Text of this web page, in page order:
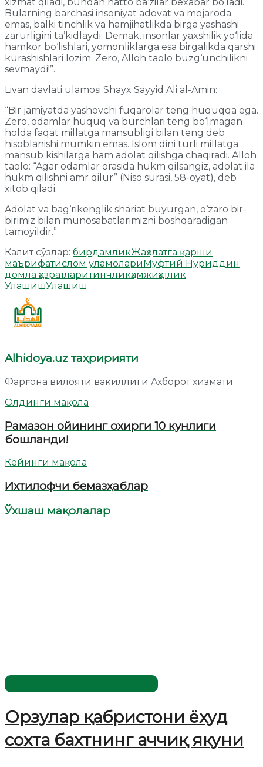
Bularning barchasi insoniyat adovat va mojaroda
emas, balki tinchlik va hamjihatlikda birga yashashi
zarurligini ta’kidlaydi. Demak, insonlar yaxshilik yo‘lida
hamkor bo‘lishlari, yomonliklarga esa birgalikda qarshi
kurashishlari lozim. Zero, Alloh taolo buzg‘unchilikni
sevmaydi!”.
Livan davlati ulamosi Shayx Sayyid Ali al-Amin:
“Bir jamiyatda yashovchi fuqarolar teng huquqqa ega.
Zero, odamlar huquq va burchlari teng bo‘lmagan
holda faqat millatga mansubligi bilan teng deb
hisoblanishi mumkin emas. Islom dini turli millatga
mansub kishilarga ham adolat qilishga chaqiradi. Alloh
taolo: “Agar odamlar orasida hukm qilsangiz, adolat ila
hukm qilishni amr qilur” (Niso surasi, 58-oyat), deb
xitob qiladi.
Adolat va bag‘rikenglik shariat buyurgan, o‘zaro bir-
birimiz bilan munosabatlarimizni boshqaradigan
tamoyildir.”
Калит сўзлар: бирдамликЖаҳолатга қарши
маърифатислом уламолариМуфтий Нуриддин
домла ҳазратларитинчликҳамжиҳатлик
УлашишУлашиш
Alhidoya.uz таҳририяти
Фарғона вилояти вакиллиги Ахборот хизмати
Олдинги мақола
Рамазон ойининг охирги 10 кунлиги
бошланди!
Кейинги мақола
Ихтилофчи бемазҳаблар
Ўхшаш мақолалар
Орзулар қабристони ёхуд
сохта бахтнинг аччиқ якуни